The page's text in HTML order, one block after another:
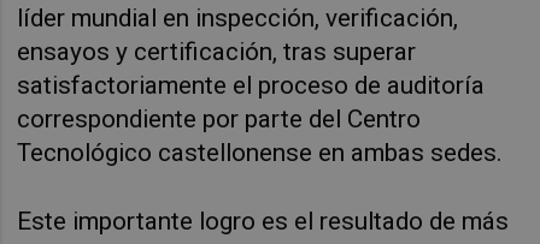
líder mundial en inspección, verificación,
ensayos y certificación, tras superar
satisfactoriamente el proceso de auditoría
correspondiente por parte del Centro
Tecnológico castellonense en ambas sedes.
Este importante logro es el resultado de más